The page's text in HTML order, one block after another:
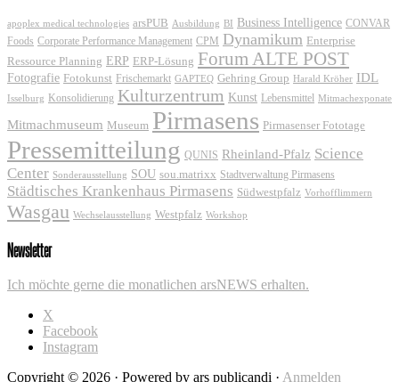
apoplex medical technologies arsPUB Ausbildung BI Business Intelligence CONVAR
Foods Corporate Performance Management CPM Dynamikum Enterprise
Ressource Planning ERP ERP-Lösung Forum ALTE POST
Fotografie Fotokunst Frischemarkt GAPTEQ Gehring Group Harald Kröher IDL
Isselburg Konsolidierung Kulturzentrum Kunst Lebensmittel Mitmachexponate
Mitmachmuseum Museum Pirmasens Pirmasenser Fototage
Pressemitteilung QUNIS Rheinland-Pfalz Science
Center Sonderausstellung SOU sou.matrixx Stadtverwaltung Pirmasens
Städtisches Krankenhaus Pirmasens Südwestpfalz Vorhofflimmern
Wasgau Wechselausstellung Westpfalz Workshop
Newsletter
Ich möchte gerne die monatlichen arsNEWS erhalten.
X
Facebook
Instagram
Copyright © 2026 · Powered by ars publicandi · Anmelden